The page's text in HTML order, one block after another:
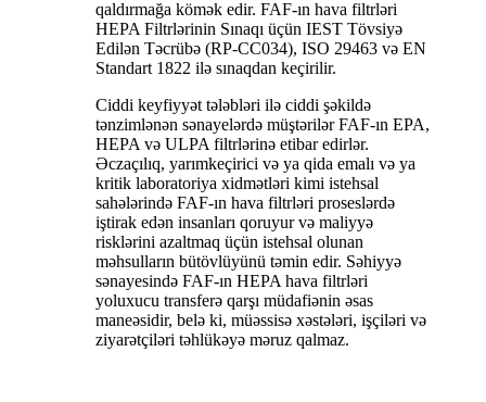
qaldırmağa kömək edir. FAF-ın hava filtrləri
HEPA Filtrlərinin Sınaqı üçün IEST Tövsiyə
Edilən Təcrübə (RP-CC034), ISO 29463 və EN
Standart 1822 ilə sınaqdan keçirilir.
Ciddi keyfiyyət tələbləri ilə ciddi şəkildə
tənzimlənən sənayelərdə müştərilər FAF-ın EPA,
HEPA və ULPA filtrlərinə etibar edirlər.
Əczaçılıq, yarımkeçirici və ya qida emalı və ya
kritik laboratoriya xidmətləri kimi istehsal
sahələrində FAF-ın hava filtrləri proseslərdə
iştirak edən insanları qoruyur və maliyyə
risklərini azaltmaq üçün istehsal olunan
məhsulların bütövlüyünü təmin edir. Səhiyyə
sənayesində FAF-ın HEPA hava filtrləri
yoluxucu transferə qarşı müdafiənin əsas
maneəsidir, belə ki, müəssisə xəstələri, işçiləri və
ziyarətçiləri təhlükəyə məruz qalmaz.